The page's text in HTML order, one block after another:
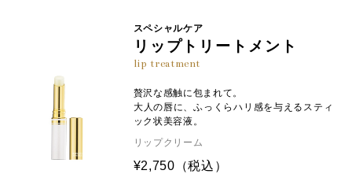
スペシャルケア
リップトリートメント
lip treatment
贅沢な感触に包まれて。
大人の唇に、ふっくらハリ感を与えるスティ
ック状美容液。
リップクリーム
¥2,750 （税込）